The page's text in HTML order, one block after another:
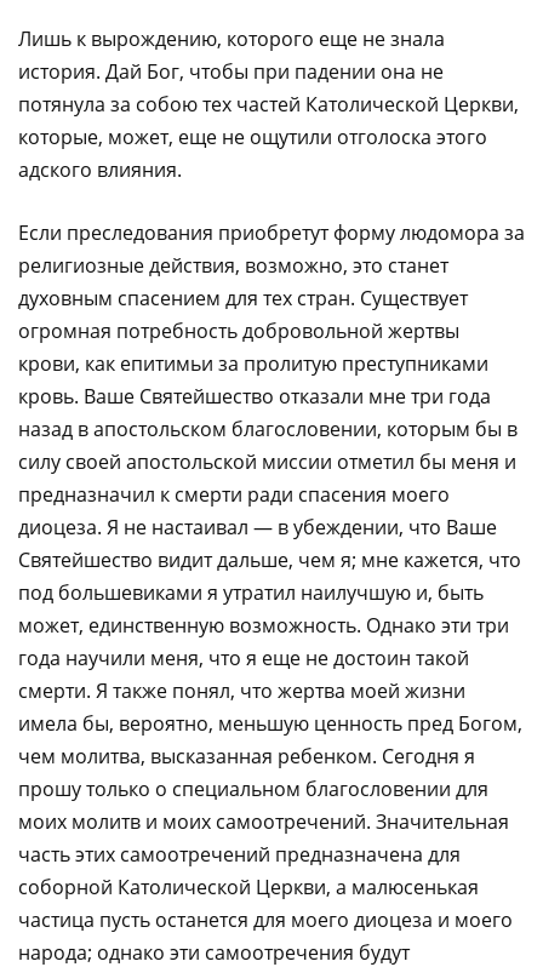
Лишь к вырождению, которого еще не знала
история. Дай Бог, чтобы при падении она не
потянула за собою тех частей Католической Церкви,
которые, может, еще не ощутили отголоска этого
адского влияния.
Если преследования приобретут форму людомора за
религиозные действия, возможно, это станет
духовным спасением для тех стран. Существует
огромная потребность добровольной жертвы
крови, как епитимьи за пролитую преступниками
кровь. Ваше Святейшество отказали мне три года
назад в апостольском благословении, которым бы в
силу своей апостольской миссии отметил бы меня и
предназначил к смерти ради спасения моего
диоцеза. Я не настаивал — в убеждении, что Ваше
Святейшество видит дальше, чем я; мне кажется, что
под большевиками я утратил наилучшую и, быть
может, единственную возможность. Однако эти три
года научили меня, что я еще не достоин такой
смерти. Я также понял, что жертва моей жизни
имела бы, вероятно, меньшую ценность пред Богом,
чем молитва, высказанная ребенком. Сегодня я
прошу только о специальном благословении для
моих молитв и моих самоотречений. Значительная
часть этих самоотречений предназначена для
соборной Католической Церкви, а малюсенькая
частица пусть останется для моего диоцеза и моего
народа; однако эти самоотречения будут